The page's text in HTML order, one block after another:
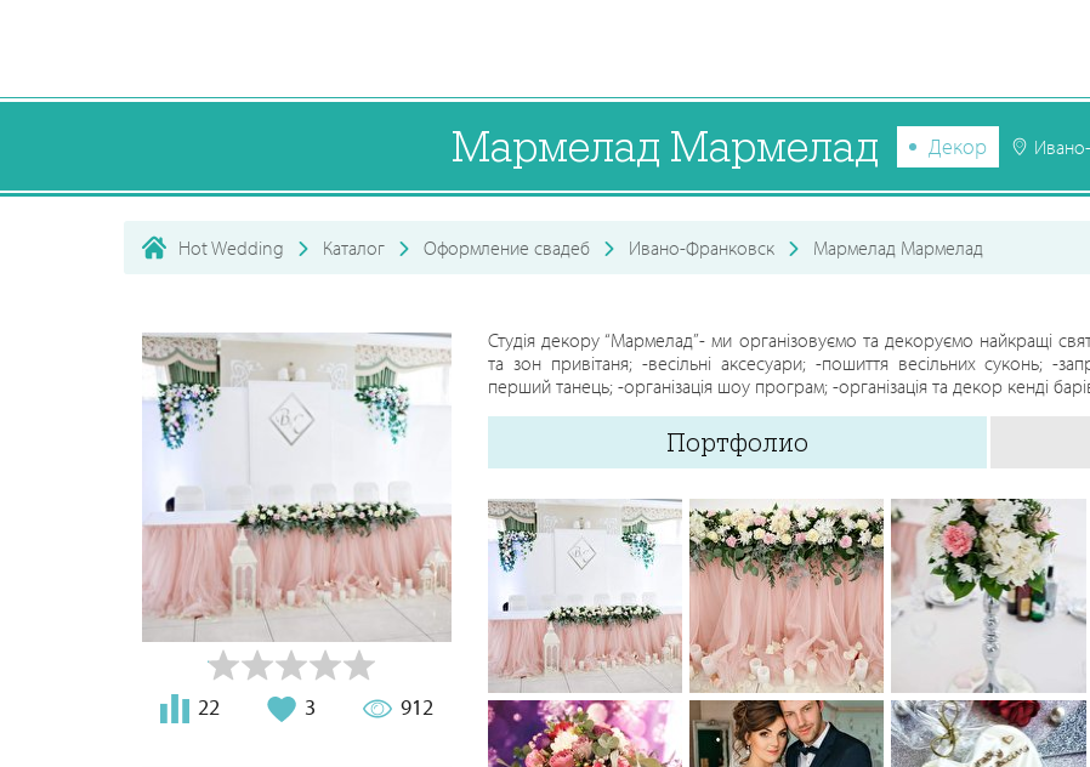
Мармелад Мармелад Декор
Hot Wedding Каталог Оформление свадеб Ивано-Франковск Мармелад Мармелад
22 3 912
Студія декору “Мармелад”- ми організовуємо та декоруємо найкращі
та зон привітаня; -весільні аксесуари; -пошиття весільних суконь; -
перший танець; -організація шоу програм; -організація та декор кенді
Портфолио
0 0 1 0 0 0